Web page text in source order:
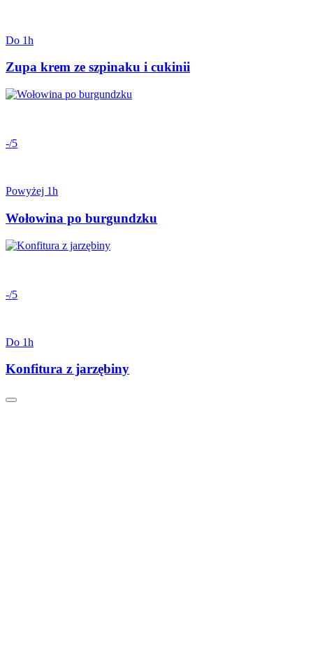
Do 1h
Zupa krem ze szpinaku i cukinii
-/5
Powyżej 1h
Wołowina po burgundzku
-/5
Do 1h
Konfitura z jarzębiny